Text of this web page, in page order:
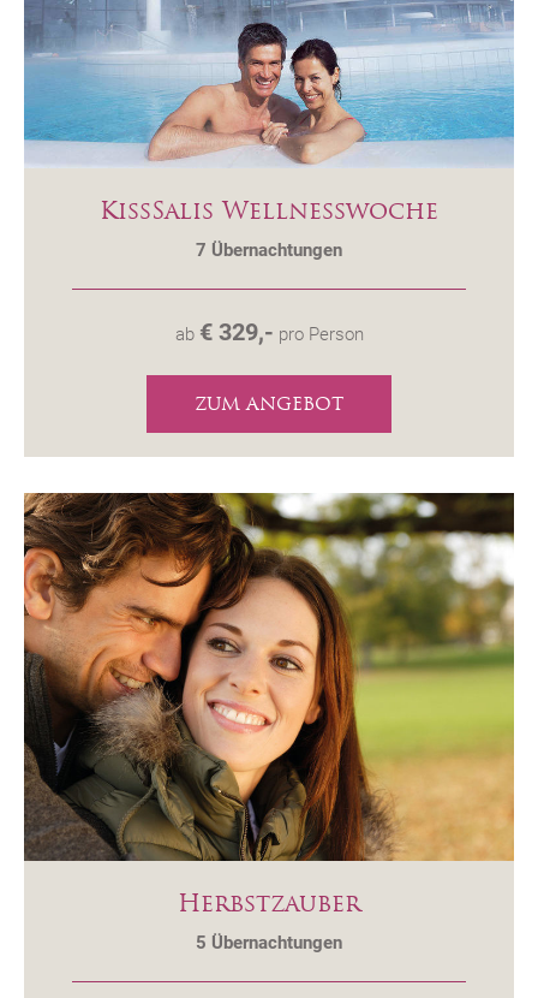
KissSalis Wellnesswoche
7 Übernachtungen
ab € 329,- pro Person
ZUM ANGEBOT
Herbstzauber
5 Übernachtungen